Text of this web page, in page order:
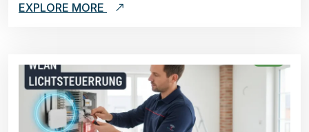
EXPLORE MORE